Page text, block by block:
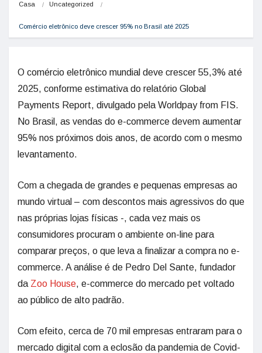
Casa Uncategorized
Comércio eletrônico deve crescer 95% no Brasil até 2025
O comércio eletrônico mundial deve crescer 55,3% até
2025, conforme estimativa do relatório Global
Payments Report, divulgado pela Worldpay from FIS.
No Brasil, as vendas do e-commerce devem aumentar
95% nos próximos dois anos, de acordo com o mesmo
levantamento.
Com a chegada de grandes e pequenas empresas ao
mundo virtual – com descontos mais agressivos do que
nas próprias lojas físicas -, cada vez mais os
consumidores procuram o ambiente on-line para
comparar preços, o que leva a finalizar a compra no e-
commerce. A análise é de Pedro Del Sante, fundador
da Zoo House, e-commerce do mercado pet voltado
ao público de alto padrão.
Com efeito, cerca de 70 mil empresas entraram para o
mercado digital com a eclosão da pandemia de Covid-